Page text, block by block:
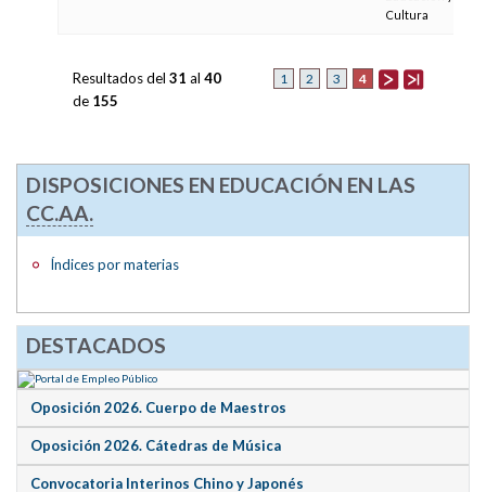
Cultura
1 2 3 4
Resultados del 31 al 40
de 155
DISPOSICIONES EN EDUCACIÓN EN LAS
CC.AA.
Índices por materias
DESTACADOS
Oposición 2026. Cuerpo de Maestros
Oposición 2026. Cátedras de Música
Convocatoria Interinos Chino y Japonés